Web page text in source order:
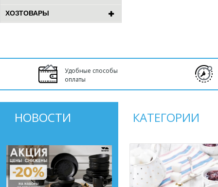
ХОЗТОВАРЫ
Удобные способы
оплаты
НОВОСТИ КАТЕГОРИИ